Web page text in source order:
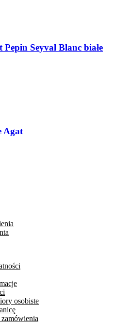
Seyval Blanc białe
Agat
osobiste